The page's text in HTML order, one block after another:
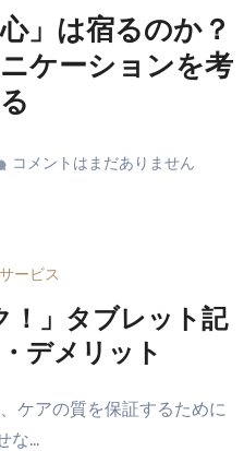
護現場で活躍！
を紹介
ービス
！」タブレット記
デメリット
な…